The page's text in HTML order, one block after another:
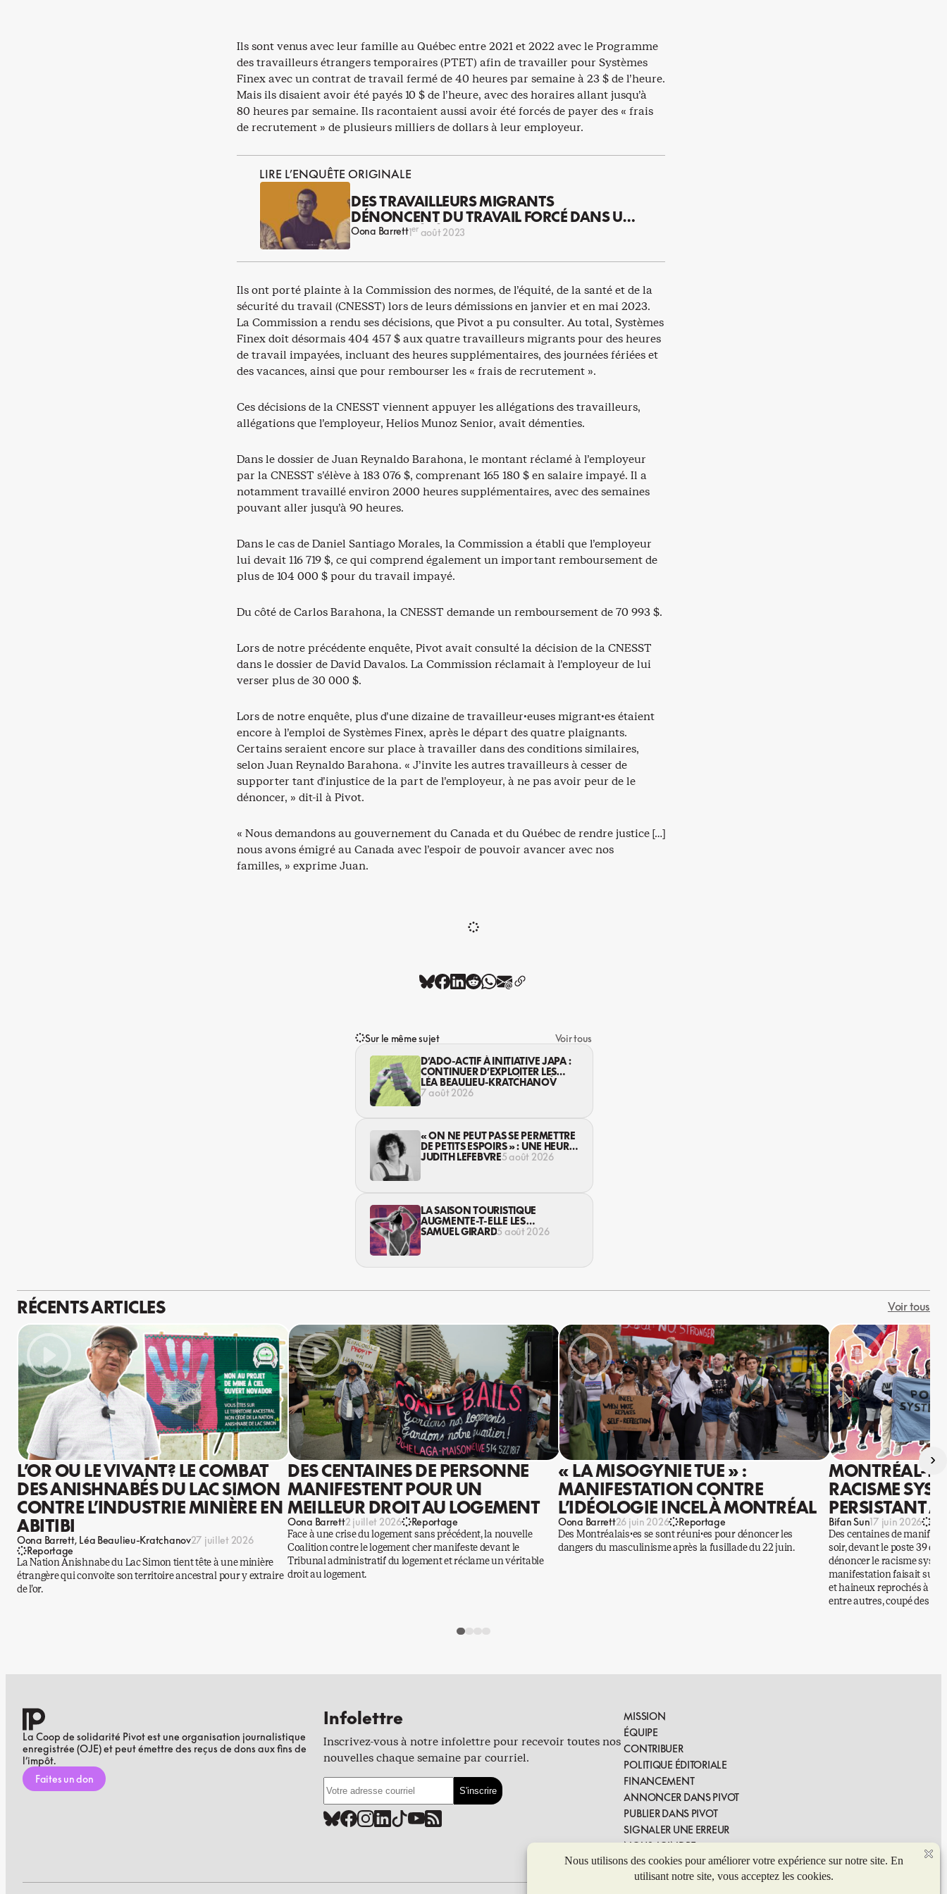
Ils sont venus avec leur famille au Québec entre 2021 et 2022 avec le Programme
des travailleurs étrangers temporaires (PTET) afin de travailler pour Systèmes
Finex avec un contrat de travail fermé de 40 heures par semaine à 23 $ de l’heure.
Mais ils disaient avoir été payés 10 $ de l’heure, avec des horaires allant jusqu’à
80 heures par semaine. Ils racontaient aussi avoir été forcés de payer des « frais
de recrutement » de plusieurs milliers de dollars à leur employeur.
LIRE L’ENQUÊTE ORIGINALE
DES TRAVAILLEURS MIGRANTS
DÉNONCENT DU TRAVAIL FORCÉ DANS UNE
USINE QUÉBÉCOISE
Oona Barrett1eraoût 2023
Ils ont porté plainte à la Commission des normes, de l’équité, de la santé et de la
sécurité du travail (CNESST) lors de leurs démissions en janvier et en mai 2023.
La Commission a rendu ses décisions, que Pivot a pu consulter. Au total, Systèmes
Finex doit désormais 404 457 $ aux quatre travailleurs migrants pour des heures
de travail impayées, incluant des heures supplémentaires, des journées fériées et
des vacances, ainsi que pour rembourser les « frais de recrutement ».
Ces décisions de la CNESST viennent appuyer les allégations des travailleurs,
allégations que l’employeur, Helios Munoz Senior, avait démenties.
Dans le dossier de Juan Reynaldo Barahona, le montant réclamé à l’employeur
par la CNESST s’élève à 183 076 $, comprenant 165 180 $ en salaire impayé. Il a
notamment travaillé environ 2000 heures supplémentaires, avec des semaines
pouvant aller jusqu’à 90 heures.
Dans le cas de Daniel Santiago Morales, la Commission a établi que l’employeur
lui devait 116 719 $, ce qui comprend également un important remboursement de
plus de 104 000 $ pour du travail impayé.
Du côté de Carlos Barahona, la CNESST demande un remboursement de 70 993 $.
Lors de notre précédente enquête, Pivot avait consulté la décision de la CNESST
dans le dossier de David Davalos. La Commission réclamait à l’employeur de lui
verser plus de 30 000 $.
Lors de notre enquête, plus d’une dizaine de travailleur·euses migrant·es étaient
encore à l’emploi de Systèmes Finex, après le départ des quatre plaignants.
Certains seraient encore sur place à travailler dans des conditions similaires,
selon Juan Reynaldo Barahona. « J’invite les autres travailleurs à cesser de
supporter tant d’injustice de la part de l’employeur, à ne pas avoir peur de le
dénoncer, » dit-il à Pivot.
« Nous demandons au gouvernement du Canada et du Québec de rendre justice […]
nous avons émigré au Canada avec l’espoir de pouvoir avancer avec nos
familles, » exprime Juan.
Sur le même sujet
Voir tous
D’ADO-ACTIF À INITIATIVE JAPA :
CONTINUER D’EXPLOITER LES
JEUNES… DANS LA LÉGALITÉ?
LÉA BEAULIEU-KRATCHANOV
7 août 2026
« ON NE PEUT PAS SE PERMETTRE
DE PETITS ESPOIRS » : UNE HEURE
AVEC AVI LEWIS
JUDITH LEFEBVRE5 août 2026
LA SAISON TOURISTIQUE
AUGMENTE-T-ELLE LES
VIOLENCES CONTRE LES
SAMUEL GIRARD5 août 2026
RÉCENTS ARTICLES Voir tous
L’OR OU LE VIVANT? LE COMBAT
DES ANISHNABÉS DU LAC SIMON
CONTRE L’INDUSTRIE MINIÈRE EN
ABITIBI
Oona Barrett Léa Beaulieu-Kratchanov27 juillet 2026
Reportage
La Nation Anishnabe du Lac Simon tient tête à une minière
étrangère qui convoite son territoire ancestral pour y extraire
de l’or.
DES CENTAINES DE PERSONNE
MANIFESTENT POUR UN
MEILLEUR DROIT AU LOGEMENT
Oona Barrett2 juillet 2026 Reportage
Face à une crise du logement sans précédent, la nouvelle
Coalition contre le logement cher manifeste devant le
Tribunal administratif du logement et réclame un véritable
droit au logement.
« LA MISOGYNIE TUE » :
MANIFESTATION CONTRE
L’IDÉOLOGIE INCEL À MONTRÉAL
Oona Barrett26 juin 2026 Reportage
Des Montréalais·es se sont réuni·es pour dénoncer les
dangers du masculinisme après la fusillade du 22 juin.
MONTRÉAL-
RACISME
PERSISTANT
Bifan Sun17 juin 2026
Des centaines de
soir, devant le poste 39 du
dénoncer le racisme
manifestation faisait suite
et haineux reprochés à
entre autres, coupé des
›
La Coop de solidarité Pivot est une organisation journalistique
enregistrée (OJE) et peut émettre des reçus de dons aux fins de
l’impôt.
Faites un don
Infolettre
Inscrivez-vous à notre infolettre pour recevoir toutes nos
nouvelles chaque semaine par courriel.
MISSION
ÉQUIPE
CONTRIBUER
POLITIQUE ÉDITORIALE
FINANCEMENT
ANNONCER DANS PIVOT
PUBLIER DANS PIVOT
SIGNALER UNE ERREUR
NOUS JOINDRE